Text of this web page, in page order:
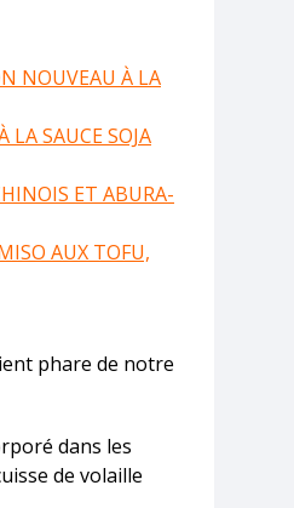
NOUVEAU À LA
SAUCE SOJA
ET ABURA-
AUX TOFU,
phare de notre
dans les
de volaille